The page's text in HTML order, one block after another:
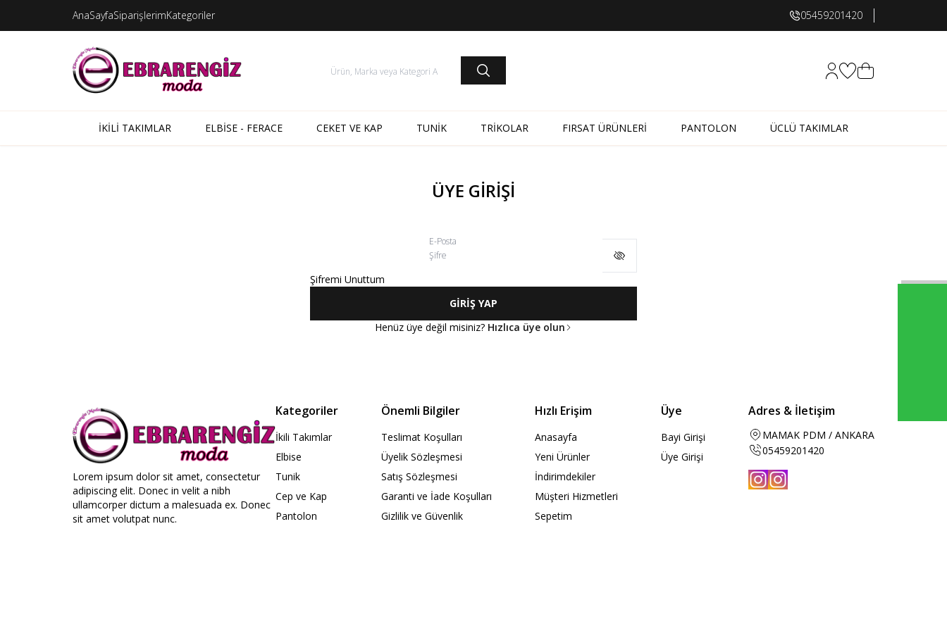
AnaSayfaSiparişlerimKategoriler 05459201420
Hesabım
Favorilerim
Sepetim
İKİLİ TAKIMLAR ELBİSE - FERACE CEKET VE KAP TUNİK TRİKOLAR FIRSAT ÜRÜNLERİ PANTOLON ÜCLÜ TAKIMLAR
ÜYE GİRİŞİ
E-Posta
Şifre
Şifremi Unuttum
GİRİŞ YAP
Henüz üye değil misiniz? Hızlıca üye olun
Lorem ipsum dolor sit amet, consectetur
adipiscing elit. Donec in velit a nibh
ullamcorper dictum a malesuada ex. Donec
sit amet volutpat nunc.
Kategoriler
İkili Takımlar
Elbise
Tunik
Cep ve Kap
Pantolon
Önemli Bilgiler
Teslimat Koşulları
Üyelik Sözleşmesi
Satış Sözleşmesi
Garanti ve İade Koşulları
Gizlilik ve Güvenlik
Hızlı Erişim
Anasayfa
Yeni Ürünler
İndirimdekiler
Müşteri Hizmetleri
Sepetim
Üye
Bayi Girişi
Üye Girişi
Adres & İletişim
MAMAK PDM / ANKARA
05459201420
InstagramInstagram